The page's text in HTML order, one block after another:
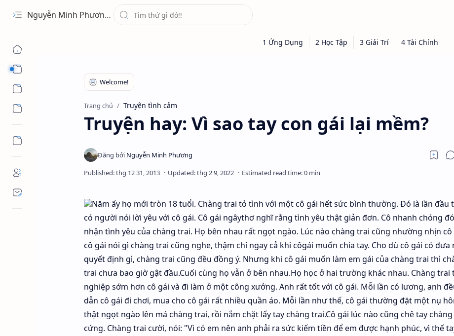
Nguyễn Minh Phương - Blog Chia sẻ Kiến thức Chứng khoán & Tài liệu Toán học
Trang chủ Truyện tình cảm
Truyện hay: Vì sao tay con gái lại mềm?
Năm ấy họ mới tròn 18 tuổi. Chàng trai tỏ tình với một cô gái hết sức bình thường. Đó là lần đầu
có người nói lời yêu với cô gái. Cô gái ngâythơ nghĩ rằng tình yêu thật giản đơn. Cô nhanh chóng
nhận tình yêu của chàng trai. Họ bên nhau rất ngọt ngào. Lúc nào chàng trai cũng nhường nhịn cô
cô gái nói gì chàng trai cũng nghe, thậm chí ngay cả khi côgái muốn chia tay. Cho dù cô gái có đưa
quyết định gì, chàng trai cũng đều đồng ý. Nhưng khi cô gái muốn làm em gái của chàng trai thì
trai chưa bao giờ gật đầu.Cuối cùng họ vẫn ở bên nhau.Họ học ở hai trường khác nhau. Chàng trai
nghiệp sớm hơn cô gái và đi làm ở một công xưởng. Anh rất tốt với cô gái. Mỗi lần có lương, anh
dẫn cô gái đi chơi, mua cho cô gái rất nhiều quần áo. Mỗi lần như thế, cô gái thường đặt một nụ
thật ngọt ngào lên má chàng trai, rồi nắm chặt lấy tay chàng trai.Cô gái lúc nào cũng chê tay
cứng. Chàng trai cười, nói: "Vì có em nên anh phải ra sức kiếm tiền để em được hạnh phúc, vì thế